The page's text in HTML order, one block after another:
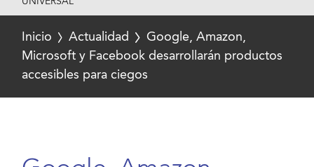
Inicio Actualidad
Google, Amazon,
Microsoft y Facebook desarrollarán productos
accesibles para ciegos